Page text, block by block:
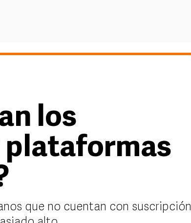
los
plataformas
que no cuentan con suscripción